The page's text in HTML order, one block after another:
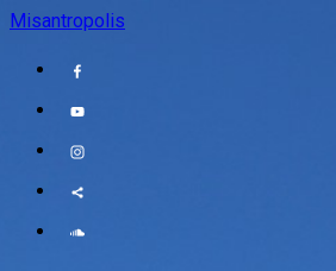
Misantropolis